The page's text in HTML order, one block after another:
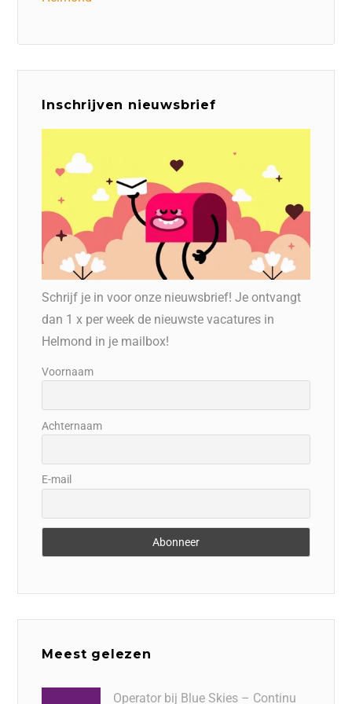
Inschrijven nieuwsbrief
Schrijf je in voor onze nieuwsbrief! Je ontvangt
dan 1 x per week de nieuwste vacatures in
Helmond in je mailbox!
Voornaam
Achternaam
E-mail
Meest gelezen
Operator bij Blue Skies – Continu